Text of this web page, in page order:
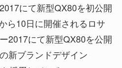
にて新型QX80を初公開
ら10日に開催されるロサ
2017にて新型QX80を公開
新ブランドデザイン